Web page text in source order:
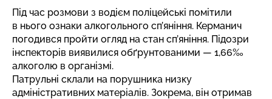
Під час розмови з водієм поліцейські помітили
в нього ознаки алкогольного сп’яніння. Керманич
погодився пройти огляд на стан сп’яніння. Підозри
інспекторів виявилися обґрунтованими — 1,66‰
алкоголю в організмі.
Патрульні склали на порушника низку
адміністративних матеріалів. Зокрема, він отримав